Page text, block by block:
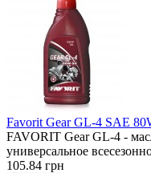
Favorit Gear GL-4 SAE
FAVORIT Gear GL-4 -
универсальное
105.84 грн